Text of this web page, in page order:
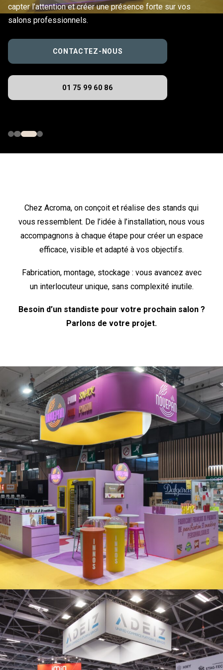
capter l’attention et créer une présence forte sur vos
salons professionnels.
CONTACTEZ-NOUS
01 75 99 60 86
Chez Acroma, on conçoit et réalise des stands qui
vous ressemblent. De l’idée à l’installation, nous vous
accompagnons à chaque étape pour créer un espace
efficace, visible et adapté à vos objectifs.
Fabrication, montage, stockage : vous avancez avec
un interlocuteur unique, sans complexité inutile.
Besoin d’un standiste pour votre prochain salon ?
Parlons de votre projet.